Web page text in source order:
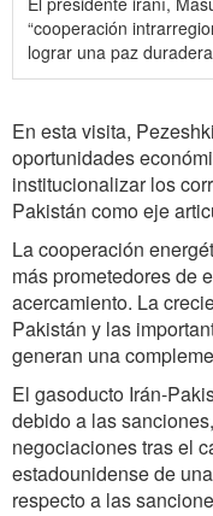
“cooperación
lograr una paz
En esta visita,
oportunidades
institucionalizar los
Pakistán como eje
La cooperación
más prometedores de
acercamiento. La
Pakistán y las
generan una
El gasoducto Irán-
debido a las
negociaciones tras el
estadounidense de
respecto a las